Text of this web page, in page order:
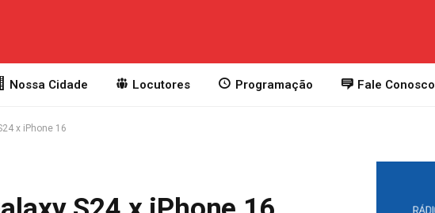
Nossa Cidade Locutores Programação Fale Conosco
x iPhone 16